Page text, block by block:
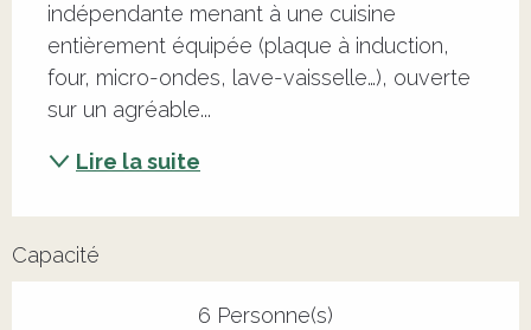
indépendante menant à une cuisine
entièrement équipée (plaque à induction,
four, micro-ondes, lave-vaisselle…), ouverte
sur un agréable...
Lire la suite
Capacité
6 Personne(s)